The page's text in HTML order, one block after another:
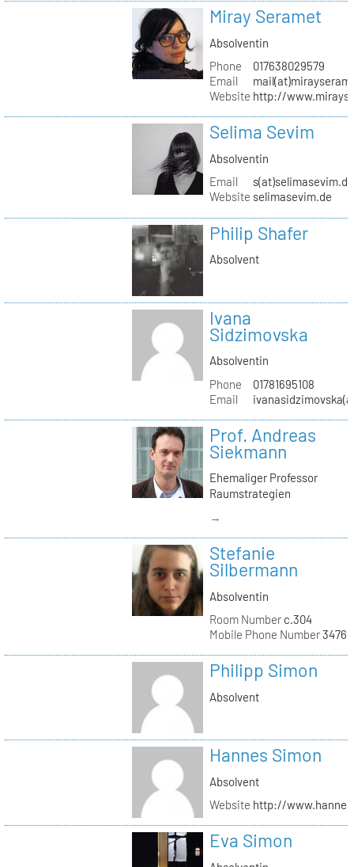
Miray Seramet
Absolventin
Phone
017638029579
Email
Website http://
Selima Sevim
Absolventin
Email
s(at)selimasevim.de
Website selimasevim.de
Philip Shafer
Absolvent
Ivana
Sidzimovska
Absolventin
Phone
01781695108
Email
Prof. Andreas
Siekmann
Ehemaliger Professor
Raumstrategien
→
Stefanie
Silbermann
Absolventin
Room Numberc.304
Mobile Phone Number
Philipp Simon
Absolvent
Hannes Simon
Absolvent
Website http://
Eva Simon